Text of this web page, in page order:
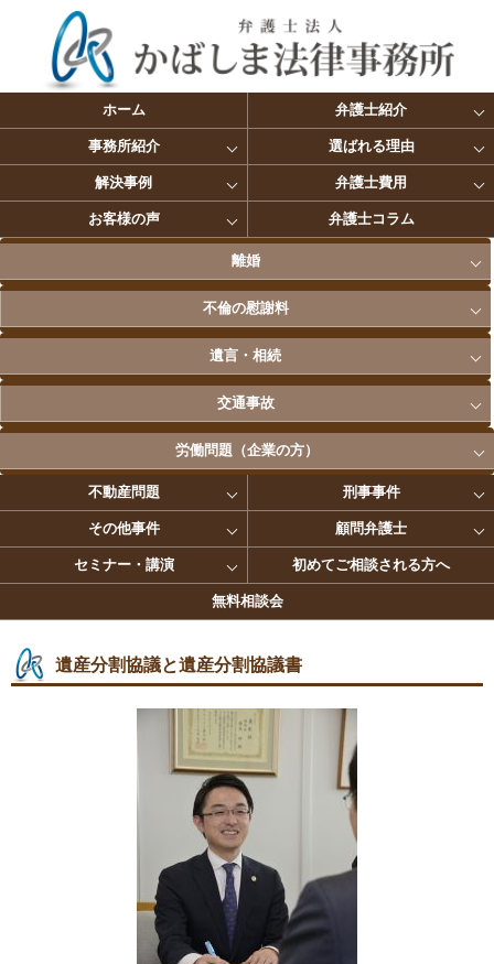
ホーム 弁護士紹介
事務所紹介 選ばれる理由
解決事例 弁護士費用
お客様の声 弁護士コラム
離婚
不倫の慰謝料
遺言・相続
交通事故
労働問題（企業の方）
不動産問題 刑事事件
その他事件 顧問弁護士
セミナー・講演 初めてご相談される方へ
無料相談会
遺産分割協議と遺産分割協議書